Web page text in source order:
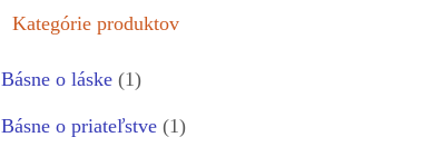
Kategórie produktov
Básne o láske (1)
Básne o priateľstve (1)